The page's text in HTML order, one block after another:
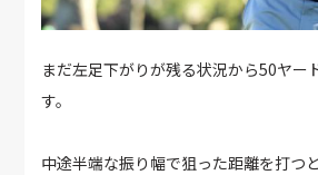
まだ左足下がりが残る状況から50ヤー
す。
中途半端な振り幅で狙った距離を打つ